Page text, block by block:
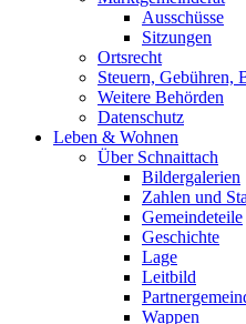
Ausschüsse
Sitzungen
Ortsrecht
Steuern, Gebühren,
Weitere Behörden
Datenschutz
Leben & Wohnen
Über Schnaittach
Bildergalerien
Zahlen und
Gemeindeteile
Geschichte
Lage
Leitbild
Wappen